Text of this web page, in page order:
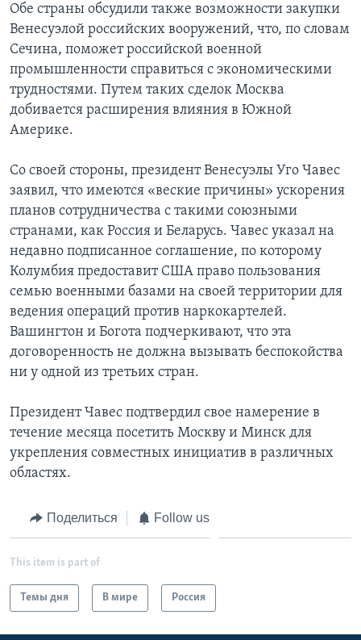
Языки
Обе страны обсудили также возможности закупки
Венесуэлой российских вооружений, что, по словам
Сечина, поможет российской военной
промышленности справиться с экономическими
трудностями. Путем таких сделок Москва
добивается расширения влияния в Южной
Америке.
Со своей стороны, президент Венесуэлы Уго Чавес
заявил, что имеются «веские причины» ускорения
планов сотрудничества с такими союзными
странами, как Россия и Беларусь. Чавес указал на
недавно подписанное соглашение, по которому
Колумбия предоставит США право пользования
семью военными базами на своей территории для
ведения операций против наркокартелей.
Вашингтон и Богота подчеркивают, что эта
договоренность не должна вызывать беспокойства
ни у одной из третьих стран.
Президент Чавес подтвердил свое намерение в
течение месяца посетить Москву и Минск для
укрепления совместных инициатив в различных
областях.
Поделиться Follow us
This item is part of
Темы дня В мире Россия